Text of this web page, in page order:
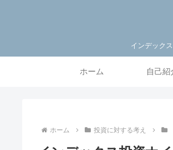
インデック
ホーム 自己紹
ホーム 投資に対する考え